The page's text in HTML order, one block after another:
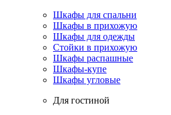
Шкафы для спальни
Шкафы в прихожую
Шкафы для одежды
Стойки в прихожую
Шкафы распашные
Шкафы-купе
Шкафы угловые
Для гостиной